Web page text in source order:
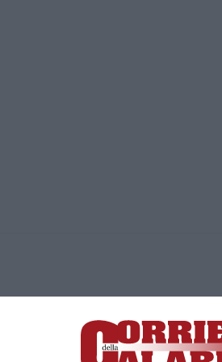
Lamezia Terme (CZ)
responsabile Paola Militano |Privacy